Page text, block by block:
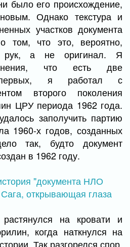
было его происхождение,
Однако текстура и
участков документа
о том, что это, вероятно,
рук, а не оригинал. Я
что есть две
первых, я работал с
второго поколения
ЦРУ периода 1962 года.
заполучить партию
1960-х годов, созданных
так, будто документ
в 1962 году.
на кровати и
когда наткнулся на
Так разгорелся спор,